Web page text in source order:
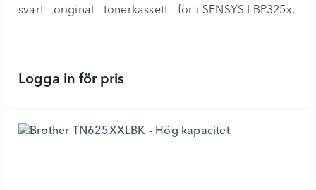
svart - original - tonerkassett - för i-SENSYS LBP325x,
Logga in för pris056 H - Lång livslängd - 8924397 -